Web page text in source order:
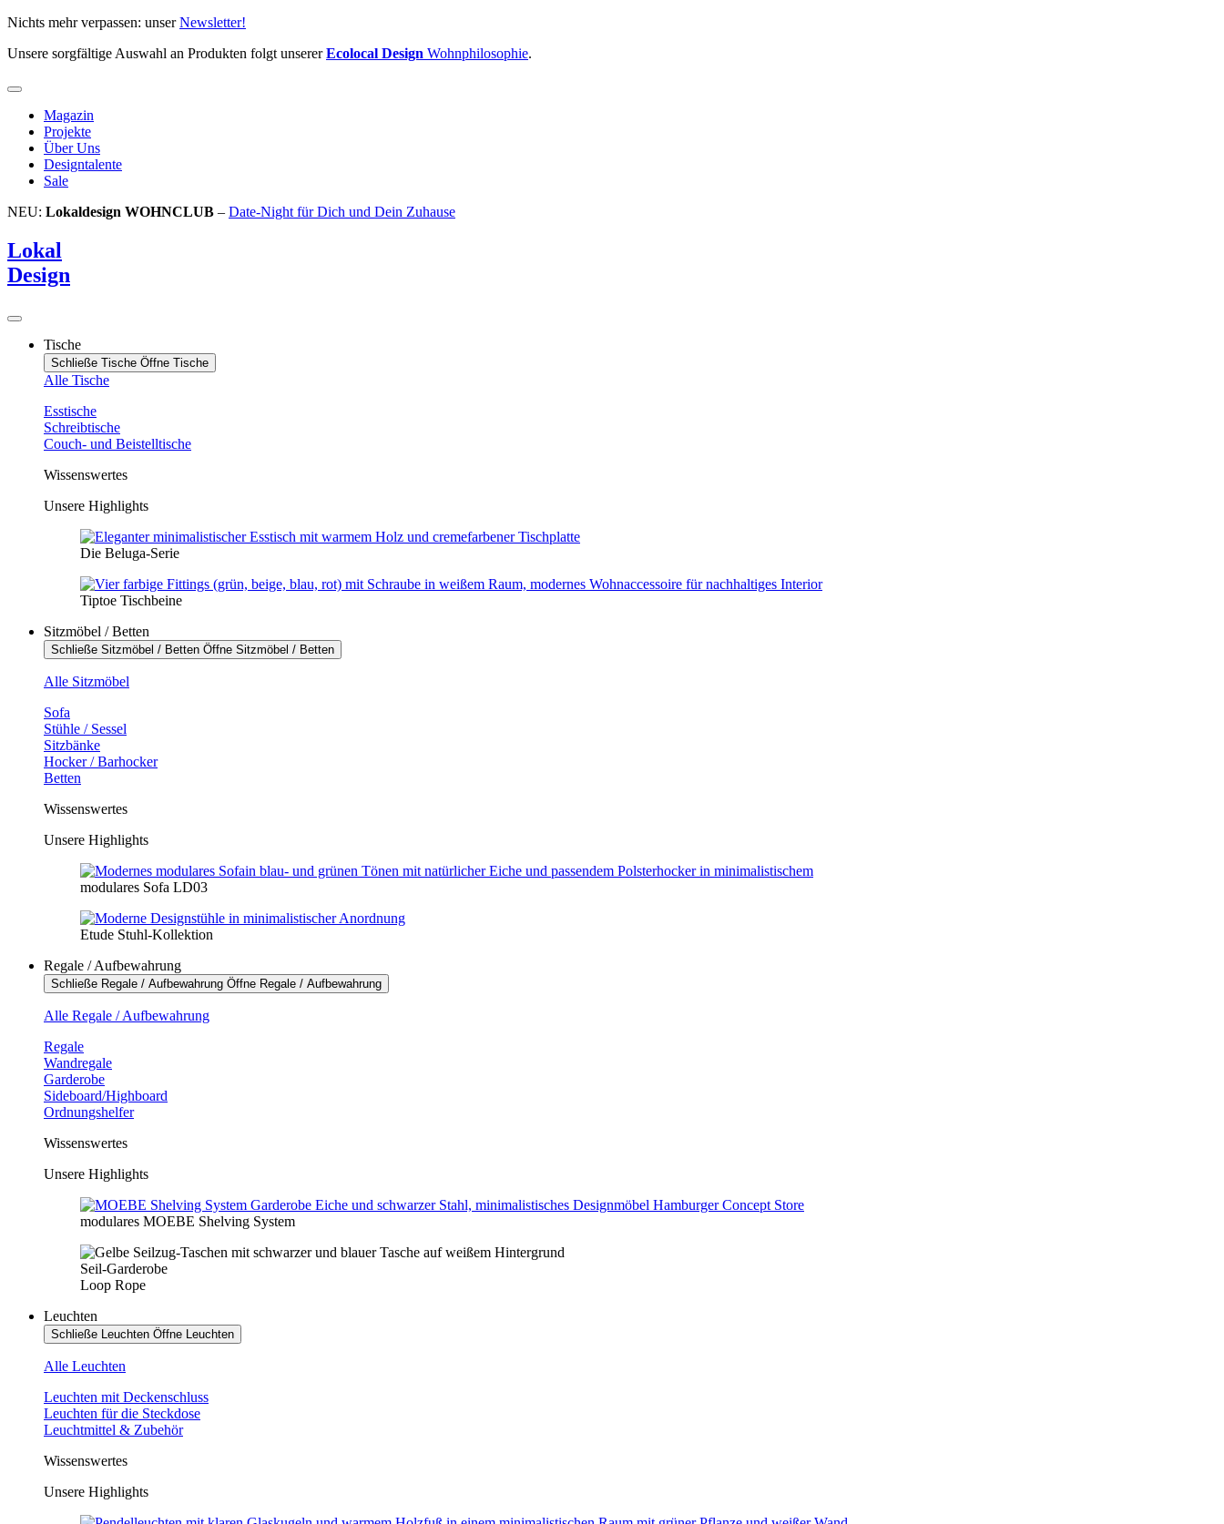
Zum
springen
Nichts mehr verpassen: unserNewsletter!
Unsere sorgfältige Auswahl an Produkten folgt unsererEcolocal Design Wohnphilosophie.
Magazin
Projekte
Über Uns
Designtalente
Sale
NEU: Lokaldesign WOHNCLUB – Date-Night für Dich und Dein Zuhause
Lokal
Design
Tische
Schließe Tische Öffne Tische
Alle Tische
Esstische
Schreibtische
Couch- und Beistelltische
Wissenswertes
Unsere Highlights
Die Beluga-Serie
Tiptoe Tischbeine
Sitzmöbel / Betten
Schließe Sitzmöbel / Betten Öffne Sitzmöbel / Betten
Alle Sitzmöbel
Sofa
Stühle / Sessel
Sitzbänke
Hocker / Barhocker
Betten
Wissenswertes
Unsere Highlights
modulares Sofa LD03
Etude Stuhl-Kollektion
Regale / Aufbewahrung
Schließe Regale / Aufbewahrung Öffne Regale / Aufbewahrung
Alle Regale / Aufbewahrung
Regale
Wandregale
Garderobe
Sideboard/Highboard
Ordnungshelfer
Wissenswertes
Unsere Highlights
modulares MOEBE Shelving System
Seil-Garderobe
Loop Rope
Leuchten
Schließe Leuchten Öffne Leuchten
Alle Leuchten
Leuchten mit Deckenschluss
Leuchten für die Steckdose
Leuchtmittel & Zubehör
Wissenswertes
Unsere Highlights